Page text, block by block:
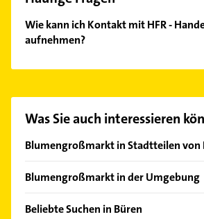
Wie kann ich Kontakt mit HFR -
aufnehmen?
finden Sie alleKontaktdaten.
Was Sie auch interessieren
Blumengroßmarkt in Stadtteilen von
Steinhausen
Blumengroßmarkt in der Umgebung
Bad Wünnenberg
Beliebte Suchen in Büren